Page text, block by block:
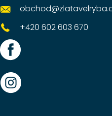
obchod@
+420 602 603 670